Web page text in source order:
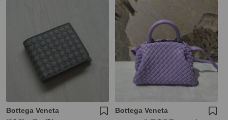
Bottega Veneta Bottega Veneta